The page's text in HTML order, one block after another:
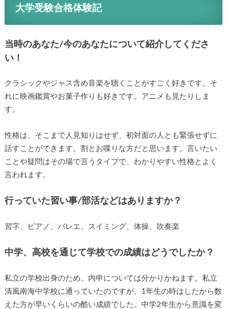
大学受験合格体験記
当時のあなた/今のあなたについて紹介してくださ
い！
クラシックやジャス含め音楽を聴くことがすごく好きです。そ
れに映画鑑賞やお菓子作りも好きです。アニメも見たりしま
す。
性格は、そこまで人見知りはせず、初対面の人とも緊張せずに
話すことができます。割とお喋りな方だと思います。言いたい
ことや疑問はその場で言うタイプで、わかりやすい性格とよく
言われます。
行っていた習い事/部活などはありますか？
習字、ピアノ、バレエ、スイミング、体操、吹奏楽
中学、高校を通じて学校での成績はどうでしたか？
私立の学校出身のため、内申については分かりかねます。私立
清風南海中学校に通っていたのですが、1年生の時はしたから数
えた方が早いくらいの酷い成績でした。中学2年生から意識を変